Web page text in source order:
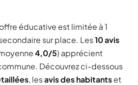
éducative est limitée à 1
sur place. Les10 avis
4,0/5) apprécient
Découvrez ci-dessous
, lesavis des habitantset